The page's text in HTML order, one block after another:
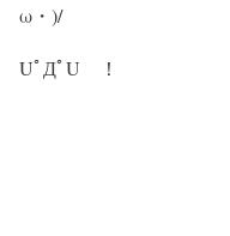
ω・)/
UﾟДﾟU ！